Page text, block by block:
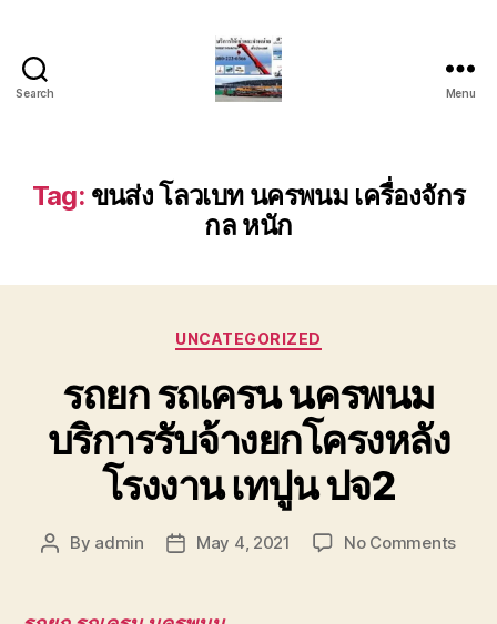
Search
รถ
เครน
รถ
รถ
ขนส่ง
เครื่องจักร
โทร
0818900005
Menu
Tag: ขนส่ง โลวเบท นครพนม เครื่องจักร
กล หนัก
Categories
UNCATEGORIZED
รถยก รถเครน นครพนม
บริการรับจ้างยกโครงหลัง
โรงงาน เทปูน ปจ2
Post
By admin
PostMay 4, 2021 No Commentson